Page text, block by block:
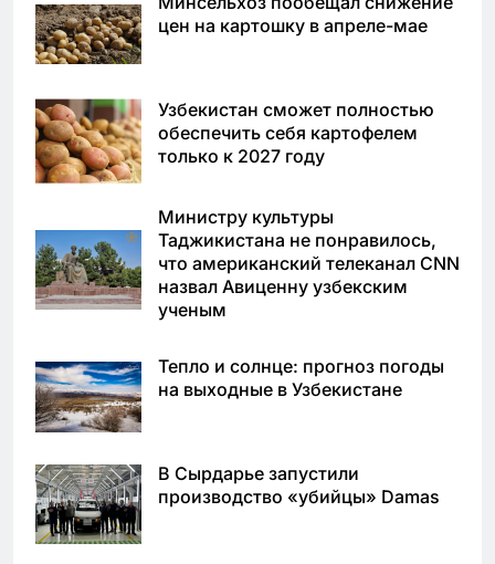
цен на картошку в апреле-мае
Узбекистан сможет полностью
обеспечить себя картофелем
только к 2027 году
Министру культуры
Таджикистана не понравилось,
что американский телеканал CNN
назвал Авиценну узбекским
ученым
Тепло и солнце: прогноз погоды
на выходные в Узбекистане
В Сырдарье запустили
производство «убийцы» Damas